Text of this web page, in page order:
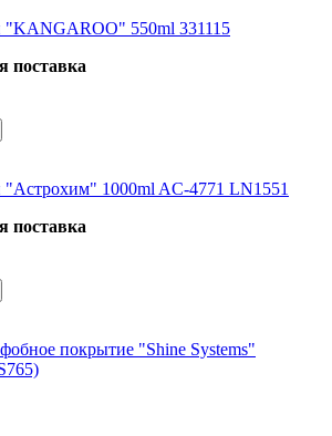
"KANGAROO" 550ml 331115
поставка
1000ml AC-4771 LN1551
поставка
покрытие "Shine Systems"